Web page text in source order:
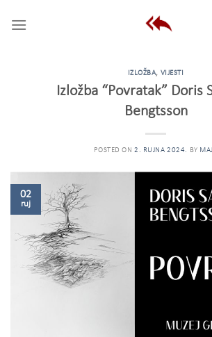
IZLOŽBA, VIJESTI
Izložba “Povratak” Doris
Bengtsson
POSTED ON2. RUJNA 2024. BY
02
ruj